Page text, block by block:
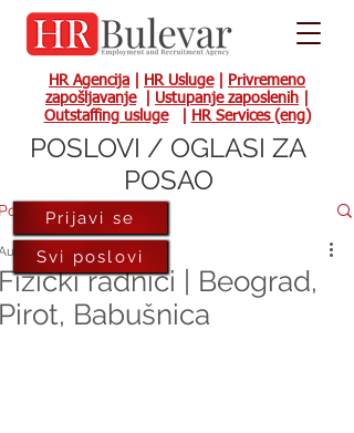
HR Agencija HR Usluge|
Privremeno
zapošljavanje| Ustupanje zaposlenih
Outstaffing usluge| HR Services (eng)
radnici | Beograd,
Babušnica
25, 2017
Prijavi se
Svi poslovi
POSLOVI / OGLASI ZA
POSAO